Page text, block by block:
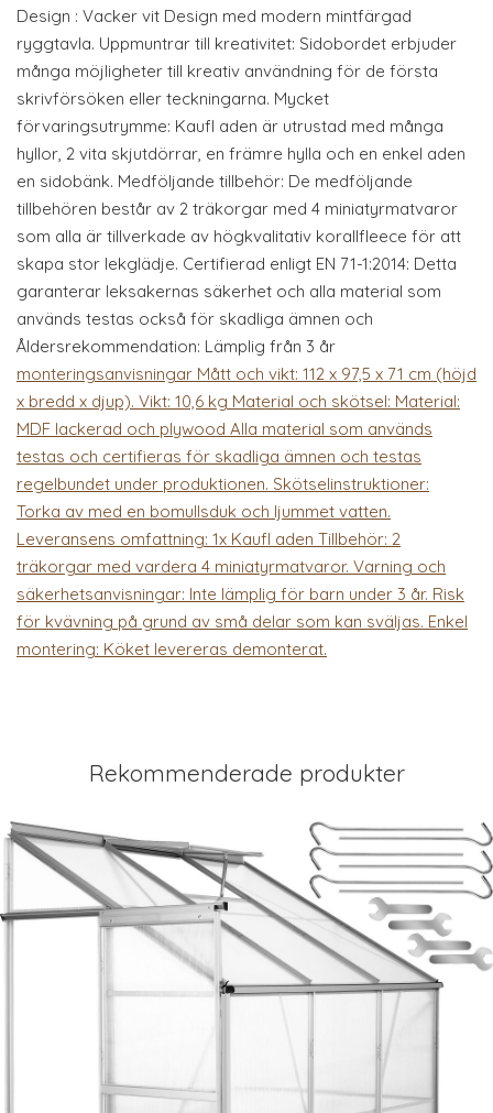
Design : Vacker vit Design med modern mintfärgad
ryggtavla. Uppmuntrar till kreativitet: Sidobordet erbjuder
många möjligheter till kreativ användning för de första
skrivförsöken eller teckningarna. Mycket
förvaringsutrymme: Kaufl aden är utrustad med många
hyllor, 2 vita skjutdörrar, en främre hylla och en enkel aden
en sidobänk. Medföljande tillbehör: De medföljande
tillbehören består av 2 träkorgar med 4 miniatyrmatvaror
som alla är tillverkade av högkvalitativ korallfleece för att
skapa stor lekglädje. Certifierad enligt EN 71-1:2014: Detta
garanterar leksakernas säkerhet och alla material som
används testas också för skadliga ämnen och
Åldersrekommendation: Lämplig från 3 år
monteringsanvisningar Mått och vikt: 112 x 97,5 x 71 cm (höjd
x bredd x djup). Vikt: 10,6 kg Material och skötsel: Material:
MDF lackerad och plywood Alla material som används
testas och certifieras för skadliga ämnen och testas
regelbundet under produktionen. Skötselinstruktioner:
Torka av med en bomullsduk och ljummet vatten.
Leveransens omfattning: 1x Kaufl aden Tillbehör: 2
träkorgar med vardera 4 miniatyrmatvaror. Varning och
säkerhetsanvisningar: Inte lämplig för barn under 3 år. Risk
för kvävning på grund av små delar som kan sväljas. Enkel
montering: Köket levereras demonterat.
Rekommenderade produkter